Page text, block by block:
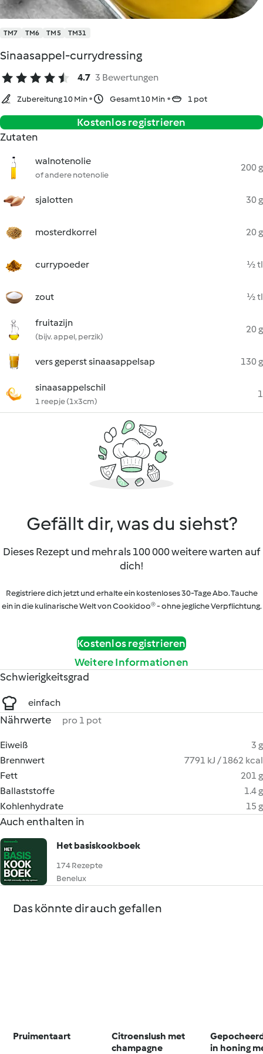
TM7 TM6 TM5 TM31
Sinaasappel-currydressing
4.7 3 Bewertungen
Zubereitung 10 Min Gesamt 10 Min 1 pot
Kostenlos registrieren
Zutaten
walnotenolie
of andere notenolie
200 g
sjalotten 30 g
mosterdkorrel 20 g
currypoeder ½ tl
zout ½ tl
fruitazijn
(bijv. appel, perzik)
20 g
vers geperst sinaasappelsap 130 g
sinaasappelschil
1 reepje (1x3cm)
1
Gefällt dir, was du siehst?
Dieses Rezept und mehr als 100 000 weitere warten auf
dich!
Registriere dich jetzt und erhalte ein kostenloses 30-Tage Abo. Tauche
ein in die kulinarische Welt von Cookidoo® - ohne jegliche Verpflichtung.
Kostenlos registrieren
Weitere Informationen
Schwierigkeitsgrad
einfach
Nährwerte pro 1 pot
Eiweiß
3 g
Brennwert
7791 kJ / 1862 kcal
Fett
201 g
Ballaststoffe
1.4 g
Kohlenhydrate
15 g
Auch enthalten in
Het basiskookboek
174 Rezepte
Benelux
Das könnte dir auch gefallen
Pruimentaart
Citroenslush met
champagne
in honing